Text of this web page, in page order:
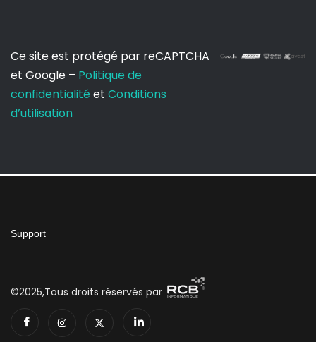
Ce site est protégé par reCAPTCHA
et Google – Politique de
confidentialité et Conditions
d’utilisation
Support
©2025,Tous droits réservés par